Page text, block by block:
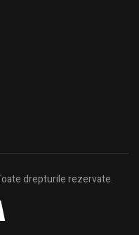
drepturile rezervate.